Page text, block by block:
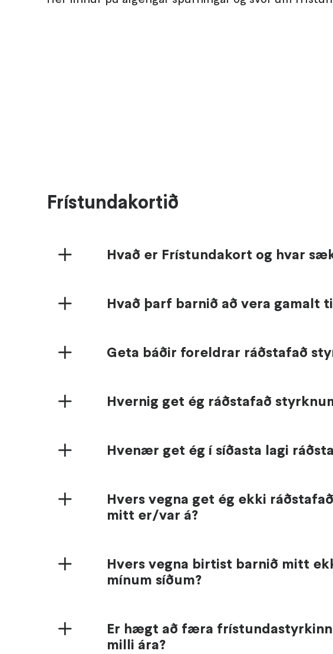
Frístundakortið
Hvað er Frístundakort og hvar
Hvað þarf barnið að vera gamalt
Geta báðir foreldrar ráðstafað
Hvernig get ég ráðstafað
Hvenær get ég í síðasta lagi
Hvers vegna get ég ekki
mitt er/var á?
Hvers vegna birtist barnið mitt
mínum síðum?
Er hægt að færa
milli ára?